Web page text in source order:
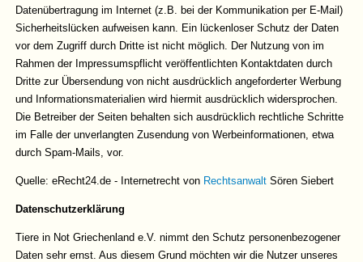
Datenübertragung im Internet (z.B. bei der Kommunikation per E-Mail)
Sicherheitslücken aufweisen kann. Ein lückenloser Schutz der Daten
vor dem Zugriff durch Dritte ist nicht möglich. Der Nutzung von im
Rahmen der Impressumspflicht veröffentlichten Kontaktdaten durch
Dritte zur Übersendung von nicht ausdrücklich angeforderter Werbung
und Informationsmaterialien wird hiermit ausdrücklich widersprochen.
Die Betreiber der Seiten behalten sich ausdrücklich rechtliche Schritte
im Falle der unverlangten Zusendung von Werbeinformationen, etwa
durch Spam-Mails, vor.
Quelle: eRecht24.de - Internetrecht von Rechtsanwalt Sören Siebert
Datenschutzerklärung
Tiere in Not Griechenland e.V. nimmt den Schutz personenbezogener
Daten sehr ernst. Aus diesem Grund möchten wir die Nutzer unseres